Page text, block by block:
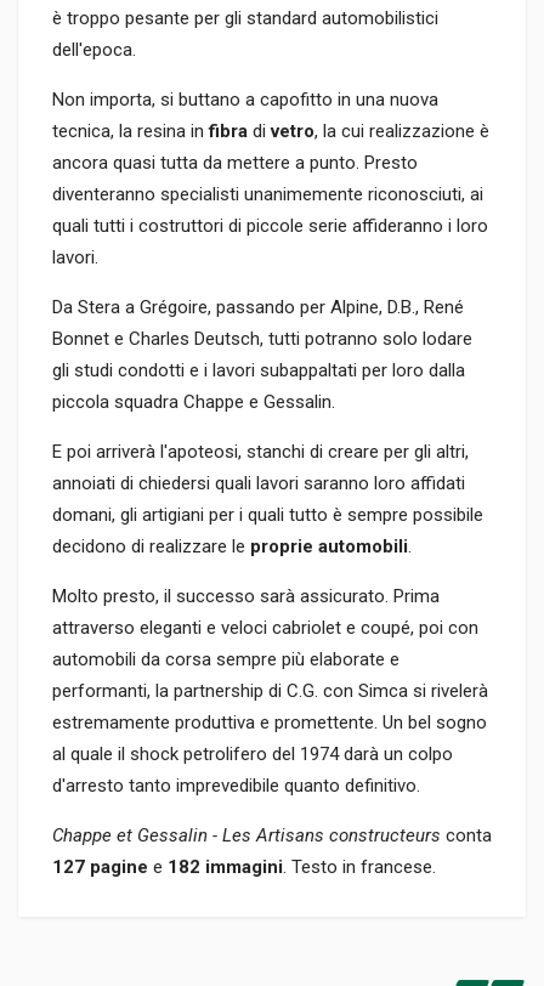
è troppo pesante per gli standard automobilistici
dell'epoca.
Non importa, si buttano a capofitto in una nuova
tecnica, la resina infibra divetro, la cui realizzazione è
ancora quasi tutta da mettere a punto. Presto
diventeranno specialisti unanimemente riconosciuti, ai
quali tutti i costruttori di piccole serie affideranno i loro
lavori.
Da Stera a Grégoire, passando per Alpine, D.B., René
Bonnet e Charles Deutsch, tutti potranno solo lodare
gli studi condotti e i lavori subappaltati per loro dalla
piccola squadra Chappe e Gessalin.
E poi arriverà l'apoteosi, stanchi di creare per gli altri,
annoiati di chiedersi quali lavori saranno loro affidati
domani, gli artigiani per i quali tutto è sempre possibile
decidono di realizzare le proprie automobili.
Molto presto, il successo sarà assicurato. Prima
attraverso eleganti e veloci cabriolet e coupé, poi con
automobili da corsa sempre più elaborate e
performanti, la partnership di C.G. con Simca si rivelerà
estremamente produttiva e promettente. Un bel sogno
al quale il shock petrolifero del 1974 darà un colpo
d'arresto tanto imprevedibile quanto definitivo.
Chappe et Gessalin - Les Artisans constructeurs conta
127 pagine e 182 immagini. Testo in francese.